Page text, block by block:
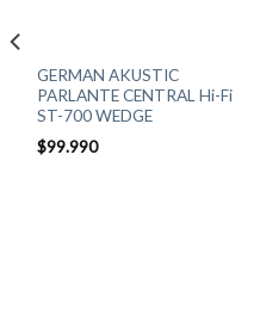
GERMAN AKUSTIC
PARLANTE CENTRAL Hi-Fi
ST-700 WEDGE
$99.990